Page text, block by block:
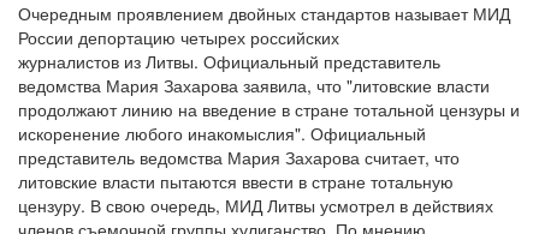
Очередным проявлением двойных стандартов называет МИД
России депортацию четырех российских
журналистов из Литвы. Официальный представитель
ведомства Мария Захарова заявила, что "литовские власти
продолжают линию на введение в стране тотальной цензуры и
искоренение любого инакомыслия". Официальный
представитель ведомства Мария Захарова считает, что
литовские власти пытаются ввести в стране тотальную
цензуру. В свою очередь, МИД Литвы усмотрел в действиях
членов съемочной группы хулиганство. По мнению